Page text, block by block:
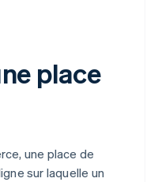
place
une place de
sur laquelle un